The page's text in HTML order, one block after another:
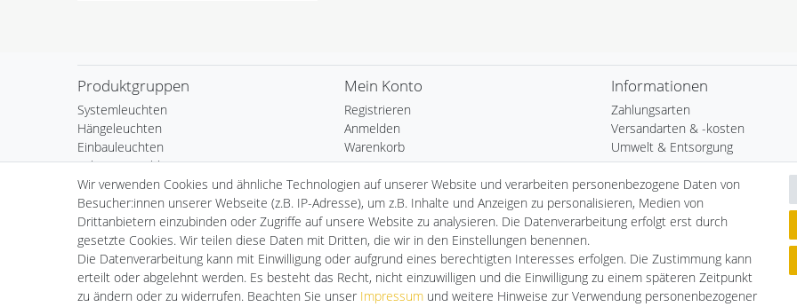
Produktgruppen
Systemleuchten
Hängeleuchten
Einbauleuchten
Schienenstrahler
Vorschaltgeräte
Posten
Fundgrube
Mein Konto
Registrieren
Anmelden
Warenkorb
Kasse
Wunschliste
Informationen
Zahlungsarten
Versandarten & -kosten
Umwelt & Entsorgung
Wir verwenden Cookies und ähnliche Technologien auf unserer Website und verarbeiten personenbezogene Daten von
Besucher:innen unserer Webseite (z.B. IP-Adresse), um z.B. Inhalte und Anzeigen zu personalisieren, Medien von
Drittanbietern einzubinden oder Zugriffe auf unsere Website zu analysieren. Die Datenverarbeitung erfolgt erst durch
gesetzte Cookies. Wir teilen diese Daten mit Dritten, die wir in den Einstellungen benennen.
Die Datenverarbeitung kann mit Einwilligung oder aufgrund eines berechtigten Interesses erfolgen. Die Zustimmung kann
erteilt oder abgelehnt werden. Es besteht das Recht, nicht einzuwilligen und die Einwilligung zu einem späteren Zeitpunkt
zu ändern oder zu widerrufen. Beachten Sie unser Impressum und weitere Hinweise zur Verwendung personenbezogener